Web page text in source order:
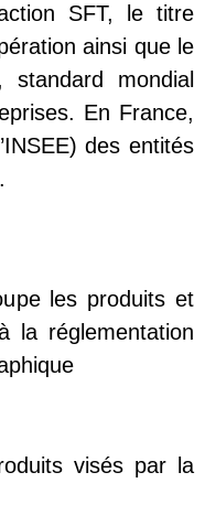
SFT, le titre
ainsi que le
mondial
En France,
des entités
les produits et
la réglementation
visés par la